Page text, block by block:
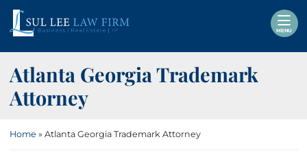
Skip
content
Return home
MENU
Atlanta Georgia Trademark
Attorney
Home » Atlanta Georgia Trademark Attorney